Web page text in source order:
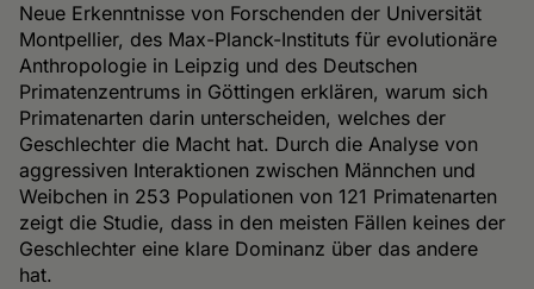
Neue Erkenntnisse von Forschenden der Universität
Montpellier, des Max-Planck-Instituts für evolutionäre
Anthropologie in Leipzig und des Deutschen
Primatenzentrums in Göttingen erklären, warum sich
Primatenarten darin unterscheiden, welches der
Geschlechter die Macht hat. Durch die Analyse von
aggressiven Interaktionen zwischen Männchen und
Weibchen in 253 Populationen von 121 Primatenarten
zeigt die Studie, dass in den meisten Fällen keines der
Geschlechter eine klare Dominanz über das andere
hat.